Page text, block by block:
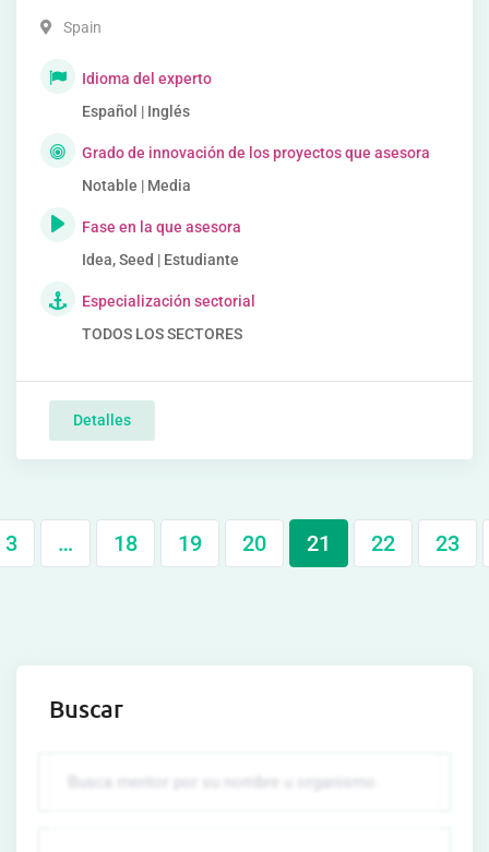
Spain
Idioma del experto
Español | Inglés
Grado de innovación de los proyectos que asesora
Notable | Media
Fase en la que asesora
Idea, Seed | Estudiante
Especialización sectorial
TODOS LOS SECTORES
Detalles
3 … 18 19 20 21 22 23
Buscar